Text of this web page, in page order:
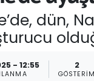
dün,
- 12:55 2
GÖSTERIM